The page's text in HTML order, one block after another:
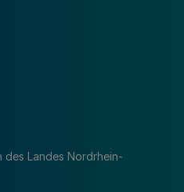
Landes Nordrhein-